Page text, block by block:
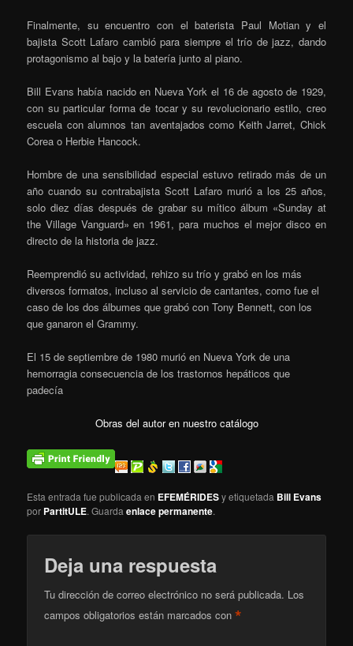
Finalmente, su encuentro con el baterista Paul Motian y el
bajista Scott Lafaro cambió para siempre el trío de jazz, dando
protagonismo al bajo y la batería junto al piano.
Bill Evans había nacido en Nueva York el 16 de agosto de 1929,
con su particular forma de tocar y su revolucionario estilo, creo
escuela con alumnos tan aventajados como Keith Jarret, Chick
Corea o Herbie Hancock.
Hombre de una sensibilidad especial estuvo retirado más de un
año cuando su contrabajista Scott Lafaro murió a los 25 años,
solo diez días después de grabar su mítico álbum «Sunday at
the Village Vanguard» en 1961, para muchos el mejor disco en
directo de la historia de jazz.
Reemprendió su actividad, rehizo su trío y grabó en los más
diversos formatos, incluso al servicio de cantantes, como fue el
caso de los dos álbumes que grabó con Tony Bennett, con los
que ganaron el Grammy.
El 15 de septiembre de 1980 murió en Nueva York de una
hemorragia consecuencia de los trastornos hepáticos que
padecía
Obras del autor en nuestro catálogo
Esta entrada fue publicada en EFEMÉRIDESy etiquetada Bill Evans
por PartitULE. Guardaenlace permanente.
Deja una respuesta
Tu dirección de correo electrónico no será publicada. Los
campos obligatorios están marcados con*